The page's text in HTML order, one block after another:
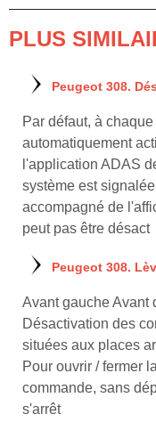
PLUS
Peugeot 308.
Par défaut, à
automatiquement
l'application ADAS
système est
accompagné de
peut pas être désact
Peugeot 308.
Avant gauche Avant
Désactivation des
situées aux places
Pour ouvrir / fermer
commande, sans
s'arrêt